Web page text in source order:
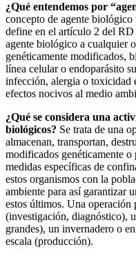
¿Qué entendemos por
concepto de agente
define en el artículo 2 del
agente biológico a cualquier
genéticamente modificados,
línea celular o endoparásito
infección, alergia o toxicidad
efectos nocivos al medio
¿Qué se considera una
biológicos? Se trata de una
almacenan, transportan,
modificados genéticamente o
medidas específicas de
estos organismos con la
ambiente para así garantizar
estos últimos. Una operación
(investigación, diagnóstico),
grandes), un invernadero o
escala (producción).